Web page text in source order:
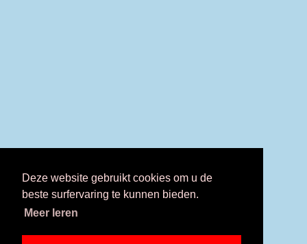
Deze website gebruikt cookies om u de
beste surfervaring te kunnen bieden.
Meer leren